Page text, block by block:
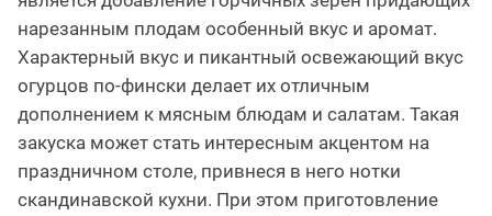
нарезанным плодам особенный вкус и аромат.
Характерный вкус и пикантный освежающий вкус
огурцов по-фински делает их отличным
дополнением к мясным блюдам и салатам. Такая
закуска может стать интересным акцентом на
праздничном столе, привнеся в него нотки
скандинавской кухни. При этом приготовление